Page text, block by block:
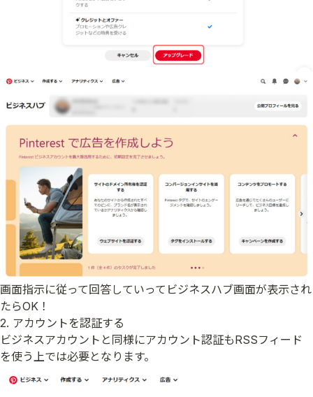
画面指示に従って回答していってビジネスハブ画面が表示され
たらOK！
2. アカウントを認証する
ビジネスアカウントと同様にアカウント認証もRSSフィード
を使う上では必要となります。